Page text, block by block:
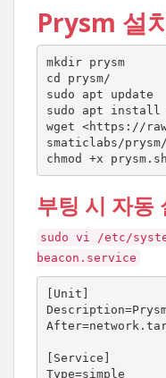
Prysm 설
mkdir prysm
cd prysm/
sudo apt update
sudo apt install
wget <https://
smaticlabs/
chmod +x prysm.sh
부팅 시 자동
sudo vi /etc/
beacon.service
[Unit]
[Service]
Type=simple